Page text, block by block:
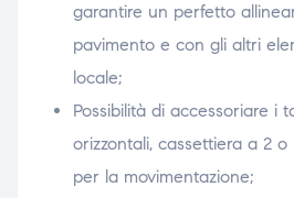
garantire un perfetto
pavimento e con gli altri
locale;
Possibilità di accessoriare i
orizzontali, cassettiera a 2
per la movimentazione;